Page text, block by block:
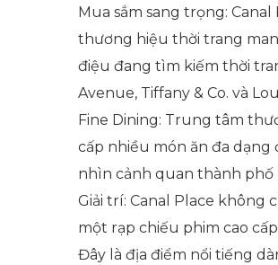
Mua sắm sang trọng:
thương hiệu thời trang
điệu đang tìm kiếm thời
Avenue, Tiffany & Co. và
Fine Dining: Trung tâm
cấp nhiều món ăn đa
nhìn cảnh quan thành phố
Giải trí: Canal Place không
một rạp chiếu phim cao
Đây là địa điểm nổi tiếng